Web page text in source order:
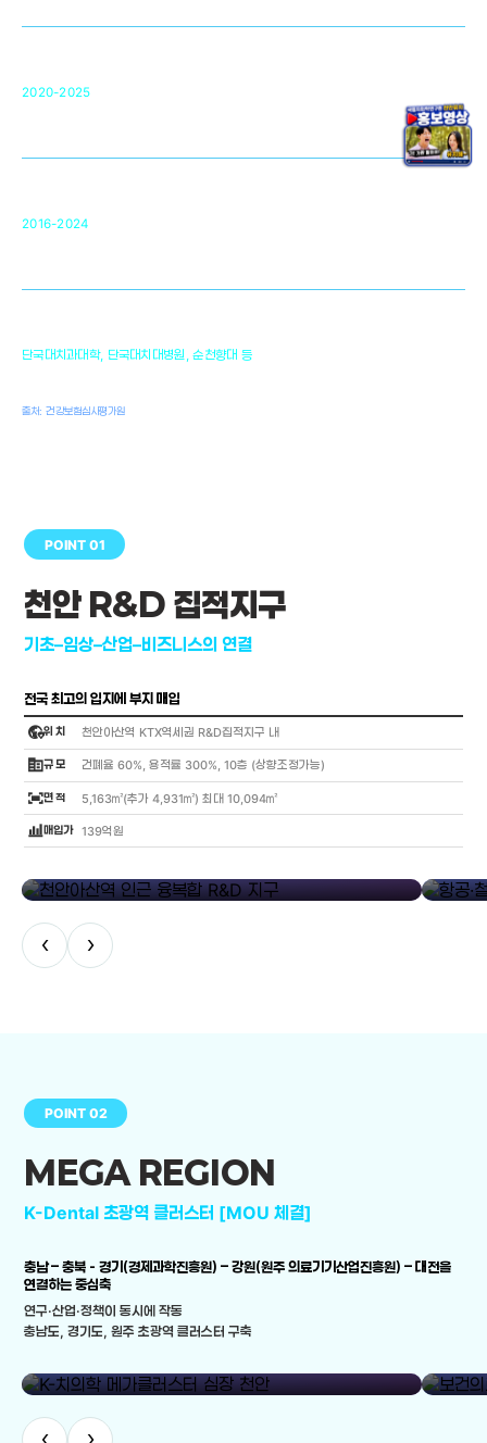
2020-2025
미국 베크만연구소
2016-2024
단국대치과대학, 단국대치대병원, 순천향대 등
출처: 건강보험심사평가원
POINT 01
천안 R&D 집적지구
기초–임상–산업–비즈니스의 연결
전국 최고의 입지에 부지 매입
globe_location_pin위 치 천안아산역 KTX역세권 R&D집적지구 내
corporate_fare규 모 건폐율 60%, 용적률 300%, 10층 (상향조정가능)
fit_screen면 적 5,163㎡(추가 4,931㎡) 최대 10,094㎡
bar_chart_4_bars매입가 139억원
‹ ›
POINT 02
MEGA REGION
K-Dental 초광역 클러스터 [MOU 체결]
충남 – 충북 - 경기(경제과학진흥원) – 강원(원주 의료기기산업진흥원) – 대전을
연결하는 중심축
연구·산업·정책이 동시에 작동
충남도, 경기도, 원주 초광역 클러스터 구축